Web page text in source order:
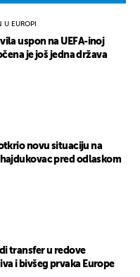
U EUROPI
uspon na UEFA-inoj
je još jedna država
novu situaciju na
pred odlaskom
transfer u redove
i bivšeg prvaka Europe